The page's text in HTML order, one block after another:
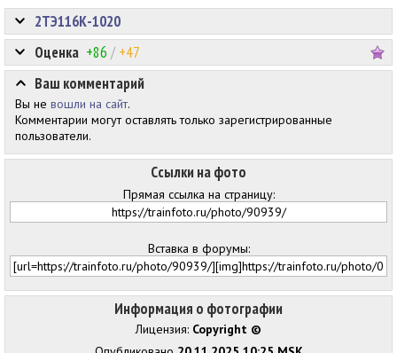
Информация о фотографии
Лицензия: Copyright ©
Оценка +86 / +47
Ссылки на фото
Прямая ссылка на страницу:
Вставка в форумы:
2ТЭ116К-1020
Ваш комментарий
Вы не вошли на сайт.
Комментарии могут оставлять только зарегистрированные
пользователи.